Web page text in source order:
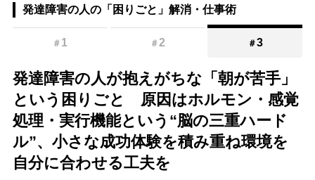
発達障害の人の「困りごと」解消・仕事術
＃ 1 ＃2 ＃3
発達障害の人が抱えがちな「朝が苦手」
という困りごと 原因はホルモン・感覚
処理・実行機能という“脳の三重ハード
ル”、小さな成功体験を積み重ね環境を
自分に合わせる工夫を